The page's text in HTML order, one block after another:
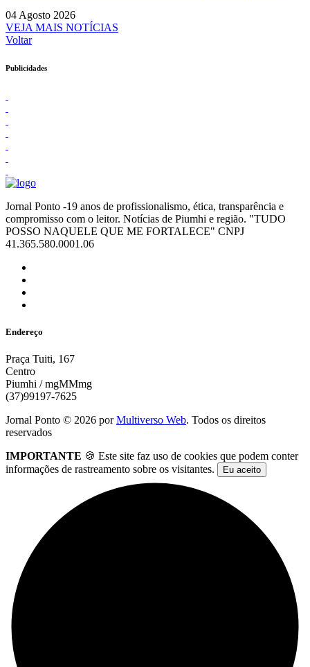
04 Agosto 2026
VEJA MAIS NOTÍCIAS
Voltar
Publicidades
Jornal Ponto -19 anos de profissionalismo, ética, transparência e
compromisso com o leitor. Notícias de Piumhi e região. "TUDO
POSSO NAQUELE QUE ME FORTALECE" CNPJ
41.365.580.0001.06
Endereço
Praça Tuiti, 167
Centro
Piumhi / mgMMmg
(37)99197-7625
Jornal Ponto © 2026 porMultiverso Web. Todos os direitos
reservados
IMPORTANTE 🍪 Este site faz uso de cookies que podem conter
informações de rastreamento sobre os visitantes.
Eu aceito